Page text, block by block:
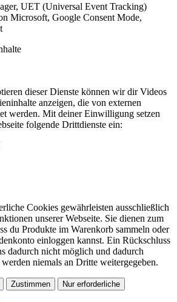
UET (Universal Event Tracking)
Microsoft, Google Consent Mode,
dieser Dienste können wir dir Videos
anzeigen, die von externen
werden. Mit deiner Einwilligung setzen
folgende Drittdienste ein:
Cookies gewährleisten ausschließlich
unserer Webseite. Sie dienen zum
du Produkte im Warenkorb sammeln oder
einloggen kannst. Ein Rückschluss
dadurch nicht möglich und dadurch
niemals an Dritte weitergegeben.
Zustimmen Nur erforderliche